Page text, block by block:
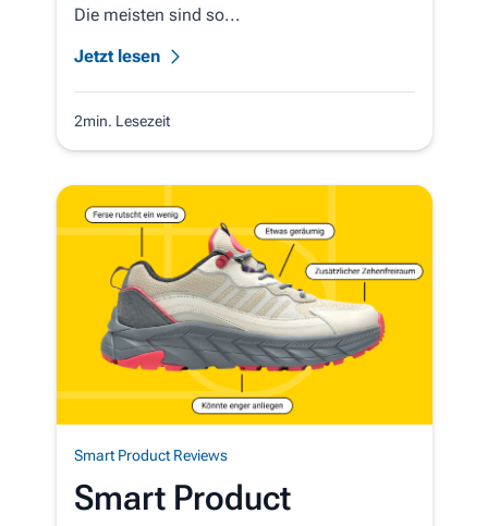
Die meisten sind so...
Jetzt lesen
2min. Lesezeit
Smart Product Reviews
Smart Product